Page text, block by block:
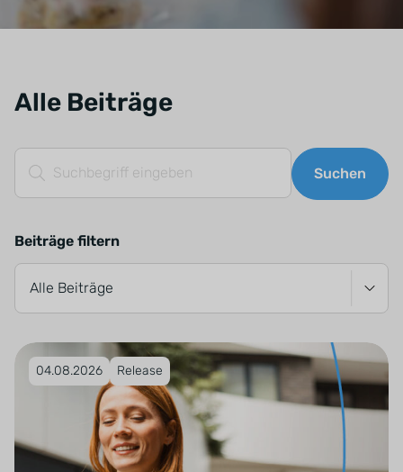
Alle Beiträge
Suchen
Beiträge filtern
Veröffentlicht am 04.08.2026
04.08.2026 Release